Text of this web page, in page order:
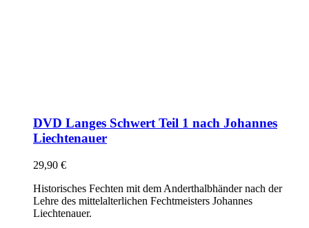
DVD Langes Schwert Teil 1 nach Johannes
Liechtenauer
29,90 €
Historisches Fechten mit dem Anderthalbhänder nach der
Lehre des mittelalterlichen Fechtmeisters Johannes
Liechtenauer.